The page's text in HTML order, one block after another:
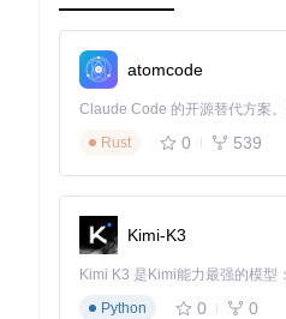
项目地址：https://
atomcode
Rust
0 539
Kimi-K3
Python
0 0